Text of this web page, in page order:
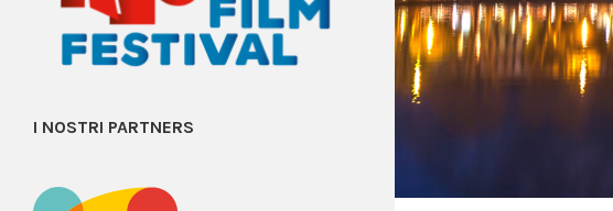
I NOSTRI PARTNERS